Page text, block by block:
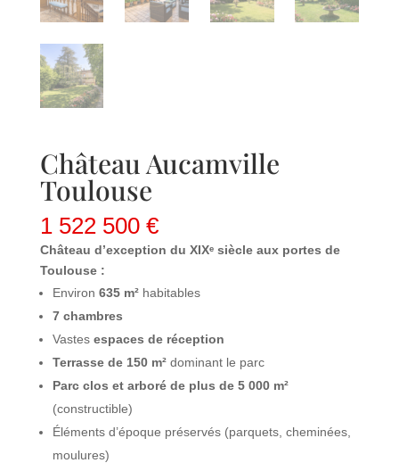
Château Aucamville
Toulouse
1 522 500 €
Château d’exception du XIXᵉ siècle aux portes de
Toulouse :
Environ 635 m²habitables
7 chambres
Vastes espaces de réception
Terrasse de 150 m²dominant le parc
Parc clos et arboré de plus de 5 000 m²
(constructible)
Éléments d’époque préservés (parquets, cheminées,
moulures)